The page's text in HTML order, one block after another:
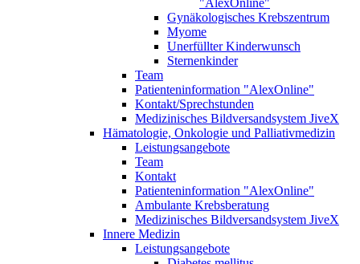
"AlexOnline"
Gynäkologisches Krebszentrum
Myome
Unerfüllter Kinderwunsch
Sternenkinder
Team
Patienteninformation "AlexOnline"
Kontakt/Sprechstunden
Medizinisches Bildversandsystem JiveX
Hämatologie, Onkologie und Palliativmedizin
Leistungsangebote
Team
Kontakt
Patienteninformation "AlexOnline"
Ambulante Krebsberatung
Medizinisches Bildversandsystem JiveX
Innere Medizin
Leistungsangebote